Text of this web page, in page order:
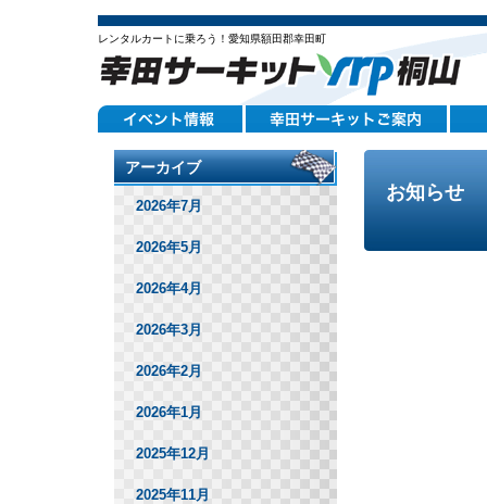
レンタルカートに乗ろう！愛知県額田郡幸田町
お知らせ
アーカイブ
2026年7月
2026年5月
2026年4月
2026年3月
2026年2月
2026年1月
2025年12月
2025年11月